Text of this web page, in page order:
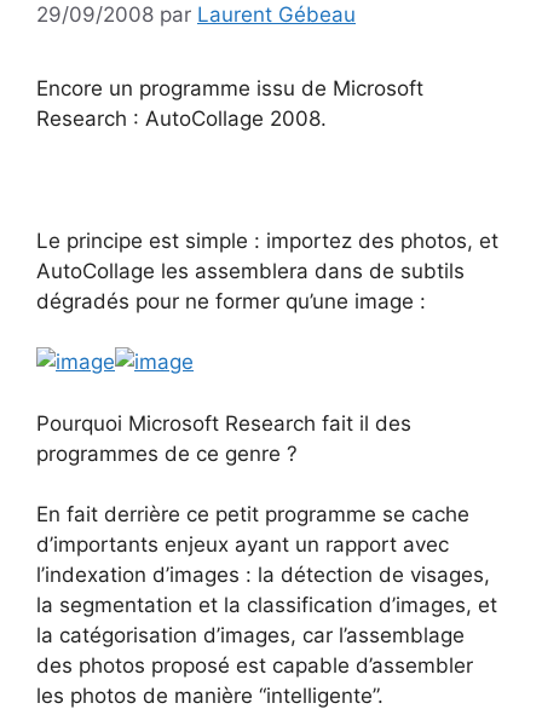
29/09/2008 par Laurent Gébeau
Encore un programme issu de Microsoft
Research : AutoCollage 2008.
Le principe est simple : importez des photos, et
AutoCollage les assemblera dans de subtils
dégradés pour ne former qu’une image :
Pourquoi Microsoft Research fait il des
programmes de ce genre ?
En fait derrière ce petit programme se cache
d’importants enjeux ayant un rapport avec
l’indexation d’images : la détection de visages,
la segmentation et la classification d’images, et
la catégorisation d’images, car l’assemblage
des photos proposé est capable d’assembler
les photos de manière “intelligente”.